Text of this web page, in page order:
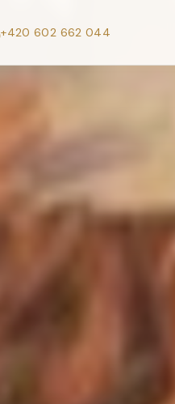
+420 602 662 044